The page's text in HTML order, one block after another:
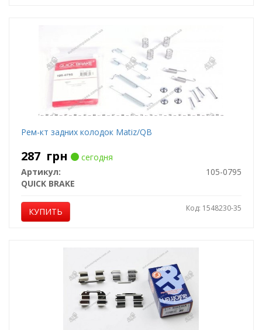
Рем-кт задних колодок Matiz/QB
287 грн
сегодня
Артикул:
105-0795
QUICK BRAKE
КУПИТЬ Код: 1548230-35